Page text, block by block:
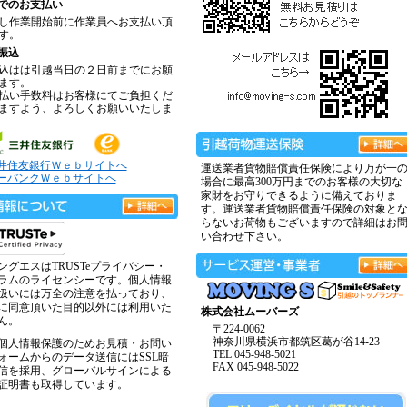
のお支払い
作業開始前に作業員へお支払い頂
。
込
はは引越当日の２日前までにお願
す。
い手数料はお客様にてご負担くだ
すよう、よろしくお願いいたしま
住友銀行Ｗｅｂサイトへ
バンクＷｅｂサイトへ
グエスはTRUSTeプライバシー・
ムのライセンシーです。個人情報
いには万全の注意を払っており、
同意頂いた目的以外には利用いた
。
人情報保護のためお見積・お問い
ームからのデータ送信にはSSL暗
を採用、グローバルサインによる
明書も取得しています。
運送業者貨物賠償責任保険により万が一の
場合に最高300万円までのお客様の大切な
家財をお守りできるように備えておりま
す。運送業者貨物賠償責任保険の対象とな
らないお荷物もございますので詳細はお問
い合わせ下さい。
株式会社ムーバーズ
〒224-0062
神奈川県横浜市都筑区葛が谷14-23
TEL 045-948-5021
FAX 045-948-5022